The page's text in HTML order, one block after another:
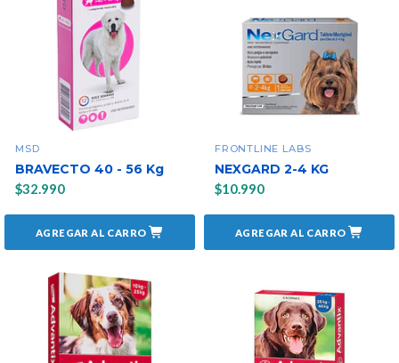
MSD
BRAVECTO 40 - 56 Kg
$32.990
AGREGAR AL CARRO
FRONTLINE LABS
NEXGARD 2-4 KG
$10.990
AGREGAR AL CARRO